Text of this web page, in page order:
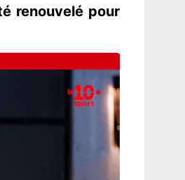
renouvelé pour